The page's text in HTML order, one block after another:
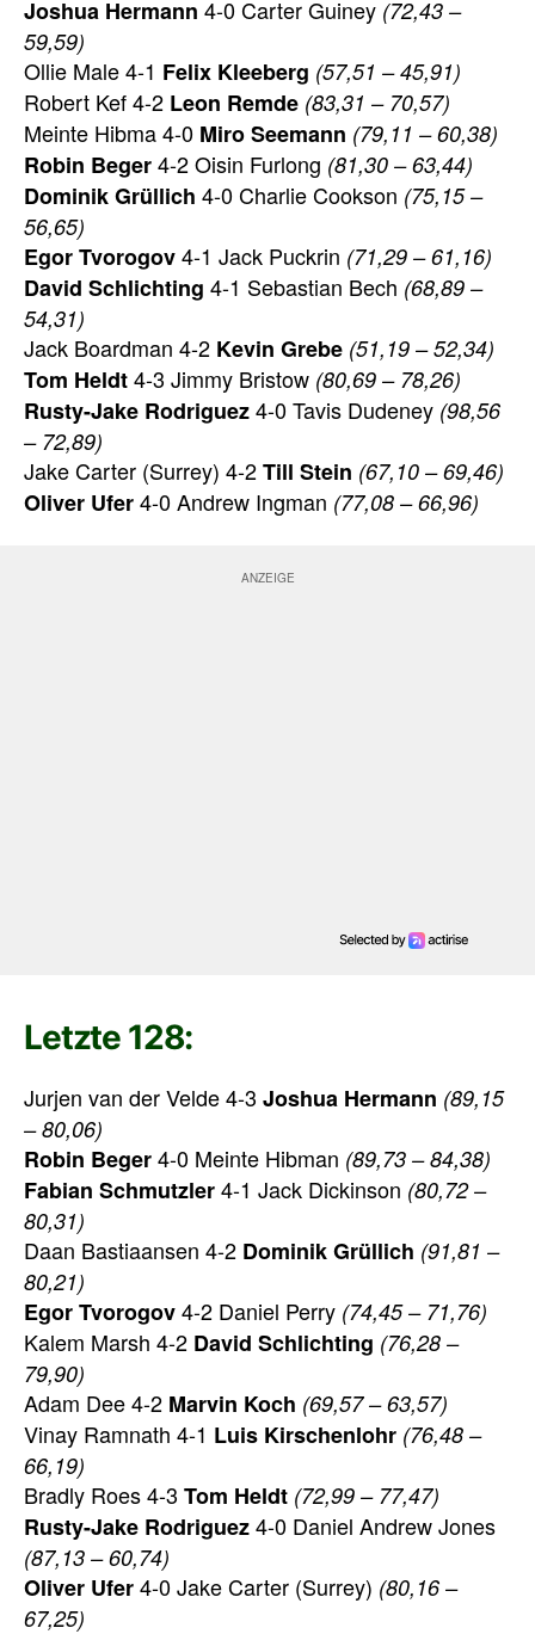
Joshua Hermann 4-0 Carter Guiney (72,43 –
59,59)
Ollie Male 4-1 Felix Kleeberg (57,51 – 45,91)
Robert Kef 4-2 Leon Remde (83,31 – 70,57)
Meinte Hibma 4-0 Miro Seemann (79,11 – 60,38)
Robin Beger4-2 Oisin Furlong (81,30 – 63,44)
Dominik Grüllich 4-0 Charlie Cookson (75,15 –
56,65)
Egor Tvorogov4-1 Jack Puckrin (71,29 – 61,16)
David Schlichting 4-1 Sebastian Bech (68,89 –
54,31)
Jack Boardman 4-2 Kevin Grebe (51,19 – 52,34)
Tom Heldt4-3 Jimmy Bristow (80,69 – 78,26)
Rusty-Jake Rodriguez4-0 Tavis Dudeney (98,56
– 72,89)
Jake Carter (Surrey) 4-2Till Stein (67,10 – 69,46)
Oliver Ufer4-0 Andrew Ingman (77,08 – 66,96)
Letzte 128:
Jurjen van der Velde 4-3 Joshua Hermann (89,15
– 80,06)
Robin Beger4-0 Meinte Hibman (89,73 – 84,38)
Fabian Schmutzler4-1 Jack Dickinson (80,72 –
80,31)
Daan Bastiaansen 4-2 Dominik Grüllich (91,81 –
80,21)
Egor Tvorogov4-2 Daniel Perry (74,45 – 71,76)
Kalem Marsh 4-2 David Schlichting (76,28 –
79,90)
Adam Dee 4-2 Marvin Koch (69,57 – 63,57)
Vinay Ramnath 4-1 Luis Kirschenlohr (76,48 –
66,19)
Bradly Roes 4-3 Tom Heldt (72,99 – 77,47)
Rusty-Jake Rodriguez4-0 Daniel Andrew Jones
(87,13 – 60,74)
Oliver Ufer4-0 Jake Carter (Surrey) (80,16 –
67,25)